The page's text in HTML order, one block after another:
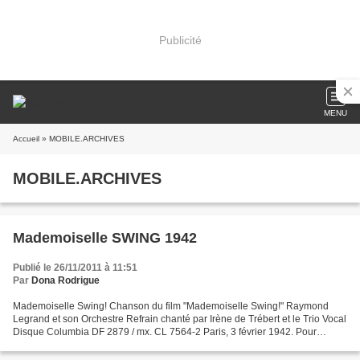
Publicité
MENU
Accueil » MOBILE.ARCHIVES
MOBILE.ARCHIVES
Mademoiselle SWING 1942
Publié le 26/11/2011 à 11:51
Par Dona Rodrigue
Mademoiselle Swing! Chanson du film "Mademoiselle Swing!" Raymond
Legrand et son Orchestre Refrain chanté par Irène de Trébert et le Trio Vocal
Disque Columbia DF 2879 / mx. CL 7564-2 Paris, 3 février 1942. Pour